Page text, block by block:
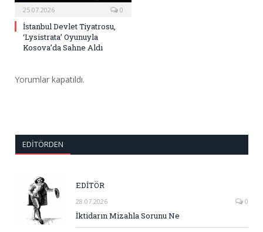
25.07.2026 0
İstanbul Devlet Tiyatrosu,
‘Lysistrata’ Oyunuyla
Kosova’da Sahne Aldı
Yorumlar kapatıldı.
EDITÖRDEN
EDİTÖR
28.07.2026 0
İktidarın Mizahla Sorunu Ne